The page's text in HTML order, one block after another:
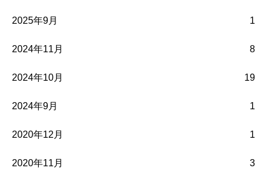
2025年9月 1
2024年11月 8
2024年10月 19
2024年9月 1
2020年12月 1
2020年11月 3